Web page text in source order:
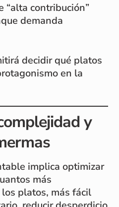
“alta contribución”
demanda
decidir qué platos
en la
y
implica optimizar
más
platos, más fácil